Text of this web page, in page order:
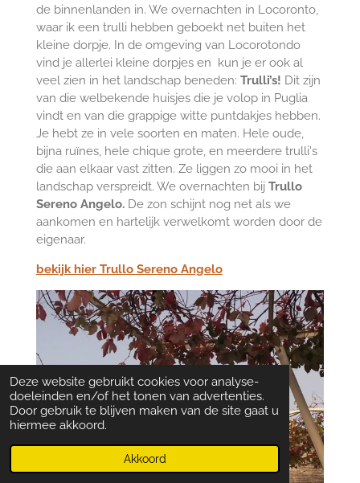
Deze website gebruikt cookies voor analyse-
doeleinden en/of het tonen van advertenties.
Door gebruik te blijven maken van de site gaat u
hiermee akkoord.
Akkoord
de binnenlanden in. We overnachten in Locoronto,
waar ik een trulli hebben geboekt net buiten het
kleine dorpje. In de omgeving van Locorotondo
vind je allerlei kleine dorpjes en kun je er ook al
veel zien in het landschap beneden: Trulli’s! Dit zijn
van die welbekende huisjes die je volop in Puglia
vindt en van die grappige witte puntdakjes hebben.
Je hebt ze in vele soorten en maten. Hele oude,
bijna ruïnes, hele chique grote, en meerdere trulli's
die aan elkaar vast zitten. Ze liggen zo mooi in het
landschap verspreidt. We overnachten bij Trullo
Sereno Angelo.De zon schijnt nog net als we
aankomen en hartelijk verwelkomt worden door de
eigenaar.
bekijk hier Trullo Sereno Angelo